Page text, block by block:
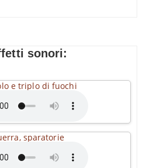
sonori:
e triplo di fuochi
sparatorie